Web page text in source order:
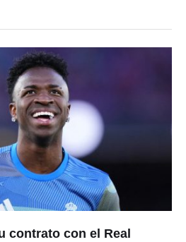
contrato con el Real